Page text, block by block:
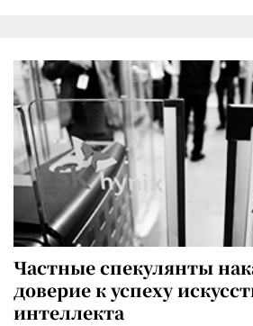
Частные спекулянты
доверие к успеху
интеллекта